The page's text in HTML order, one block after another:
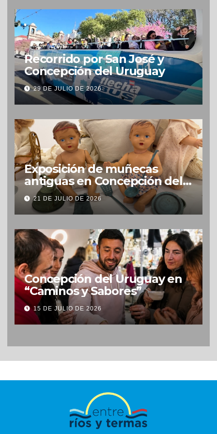
Recorrido por San José y
Concepción del Uruguay
29 DE JULIO DE 2026
Exposición de muñecas
antiguas en Concepción del
Uruguay
21 DE JULIO DE 2026
Concepción del Uruguay en
“Caminos y Sabores”
15 DE JULIO DE 2026